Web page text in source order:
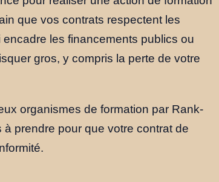
que vos contrats respectent les
les financements publics ou
gros, y compris la perte de votre
organismes de formation par Rank-
prendre pour que votre contrat de